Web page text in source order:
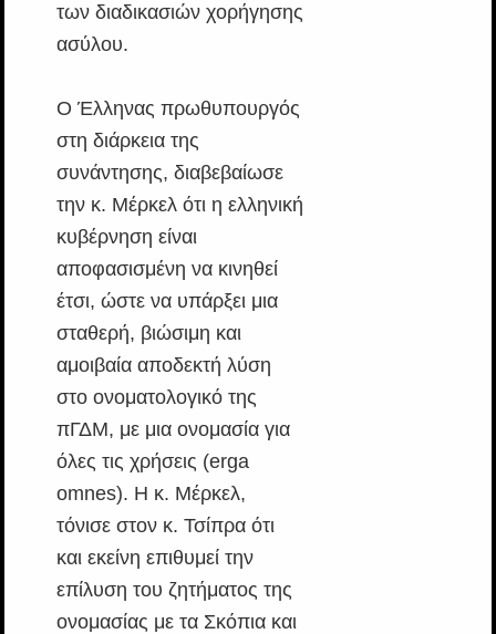
των διαδικασιών χορήγησης
ασύλου.
Ο Έλληνας πρωθυπουργός
στη διάρκεια της
συνάντησης, διαβεβαίωσε
την κ. Μέρκελ ότι η ελληνική
κυβέρνηση είναι
αποφασισμένη να κινηθεί
έτσι, ώστε να υπάρξει μια
σταθερή, βιώσιμη και
αμοιβαία αποδεκτή λύση
στο ονοματολογικό της
πΓΔΜ, με μια ονομασία για
όλες τις χρήσεις (erga
omnes). Η κ. Μέρκελ,
τόνισε στον κ. Τσίπρα ότι
και εκείνη επιθυμεί την
επίλυση του ζητήματος της
ονομασίας με τα Σκόπια και